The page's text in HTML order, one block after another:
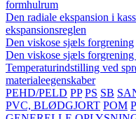
formhulrum
Den radiale ekspansion i
ekspansionsreglen
Den viskose sjæls forgrening
Den viskose sjæls
Temperaturindstilling ved
materialeegenskaber
PEHD/PELD PP PS SB
PVC, BLØDGJORT POM